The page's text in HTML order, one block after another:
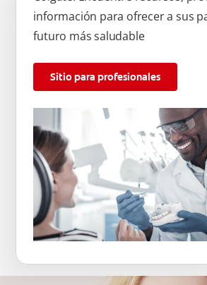
información para ofrecer a sus
futuro más saludable
Sitio para profesionales